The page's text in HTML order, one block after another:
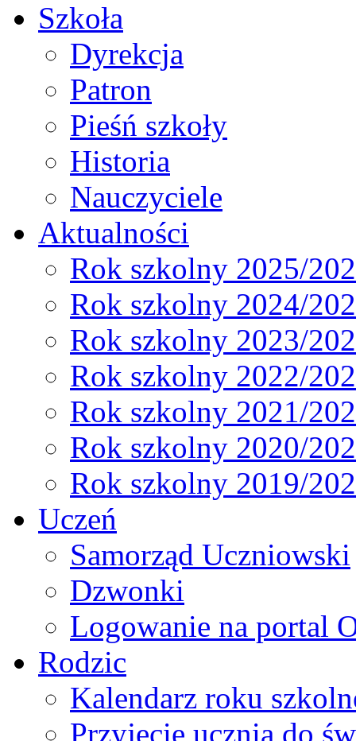
Szkoła
Dyrekcja
Patron
Pieśń szkoły
Historia
Nauczyciele
Aktualności
Rok szkolny 2025/
Rok szkolny 2024/
Rok szkolny 2023/
Rok szkolny 2022/
Rok szkolny 2021/
Rok szkolny 2020/
Rok szkolny 2019/
Uczeń
Samorząd Uczniowski
Dzwonki
Logowanie na portal
Rodzic
Kalendarz roku
Przyjęcie ucznia do